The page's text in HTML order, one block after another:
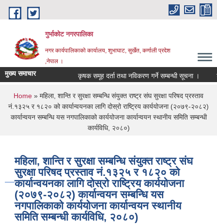
Skip to main content
गुर्भाकोट नगरपालिका
नगर कार्यपालिकाको कार्यालय, शुभाघाट, सुर्खेत, कर्णाली प्रदेश
,नेपाल ।
मुख्य समाचार कृषक समूह दर्ता तथा नविकरण गर्ने सम्बन्धी सूचना ।
You are here
Home » महिला, शान्ति र सुरक्षा सम्बन्धि संयुक्त राष्ट्र संघ सुरक्षा परिषद प्रस्ताव
नं.१३२५ र १८२० को कार्यान्वयनका लागि दोस्रो राष्ट्रिय कार्ययोजना (२०७९-२०८२)
कार्यान्वयन सम्बन्धि यस नगपालिकाको कार्ययोजना कार्यान्वयन स्थानीय समिति सम्बन्धी
कार्यविधि, २०८०)
महिला, शान्ति र सुरक्षा सम्बन्धि संयुक्त राष्ट्र संघ
सुरक्षा परिषद प्रस्ताव नं.१३२५ र १८२० को
कार्यान्वयनका लागि दोस्रो राष्ट्रिय कार्ययोजना
(२०७९-२०८२) कार्यान्वयन सम्बन्धि यस
नगपालिकाको कार्ययोजना कार्यान्वयन स्थानीय
समिति सम्बन्धी कार्यविधि, २०८०)